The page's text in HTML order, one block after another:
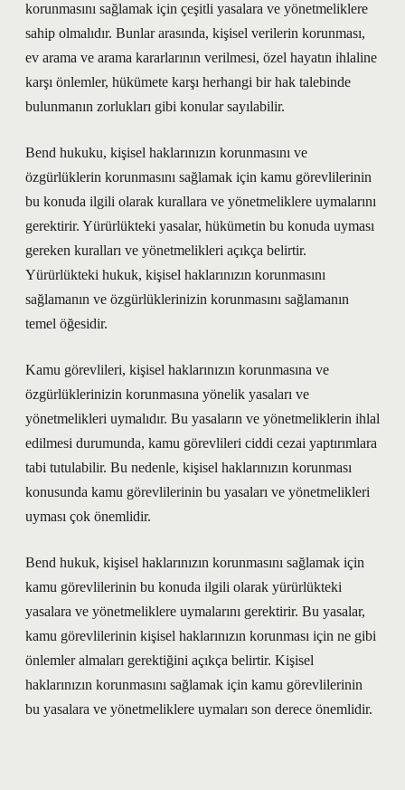
korunmasını sağlamak için çeşitli yasalara ve yönetmeliklere
sahip olmalıdır. Bunlar arasında, kişisel verilerin korunması,
ev arama ve arama kararlarının verilmesi, özel hayatın ihlaline
karşı önlemler, hükümete karşı herhangi bir hak talebinde
bulunmanın zorlukları gibi konular sayılabilir.
Bend hukuku, kişisel haklarınızın korunmasını ve
özgürlüklerin korunmasını sağlamak için kamu görevlilerinin
bu konuda ilgili olarak kurallara ve yönetmeliklere uymalarını
gerektirir. Yürürlükteki yasalar, hükümetin bu konuda uyması
gereken kuralları ve yönetmelikleri açıkça belirtir.
Yürürlükteki hukuk, kişisel haklarınızın korunmasını
sağlamanın ve özgürlüklerinizin korunmasını sağlamanın
temel öğesidir.
Kamu görevlileri, kişisel haklarınızın korunmasına ve
özgürlüklerinizin korunmasına yönelik yasaları ve
yönetmelikleri uymalıdır. Bu yasaların ve yönetmeliklerin ihlal
edilmesi durumunda, kamu görevlileri ciddi cezai yaptırımlara
tabi tutulabilir. Bu nedenle, kişisel haklarınızın korunması
konusunda kamu görevlilerinin bu yasaları ve yönetmelikleri
uyması çok önemlidir.
Bend hukuk, kişisel haklarınızın korunmasını sağlamak için
kamu görevlilerinin bu konuda ilgili olarak yürürlükteki
yasalara ve yönetmeliklere uymalarını gerektirir. Bu yasalar,
kamu görevlilerinin kişisel haklarınızın korunması için ne gibi
önlemler almaları gerektiğini açıkça belirtir. Kişisel
haklarınızın korunmasını sağlamak için kamu görevlilerinin
bu yasalara ve yönetmeliklere uymaları son derece önemlidir.